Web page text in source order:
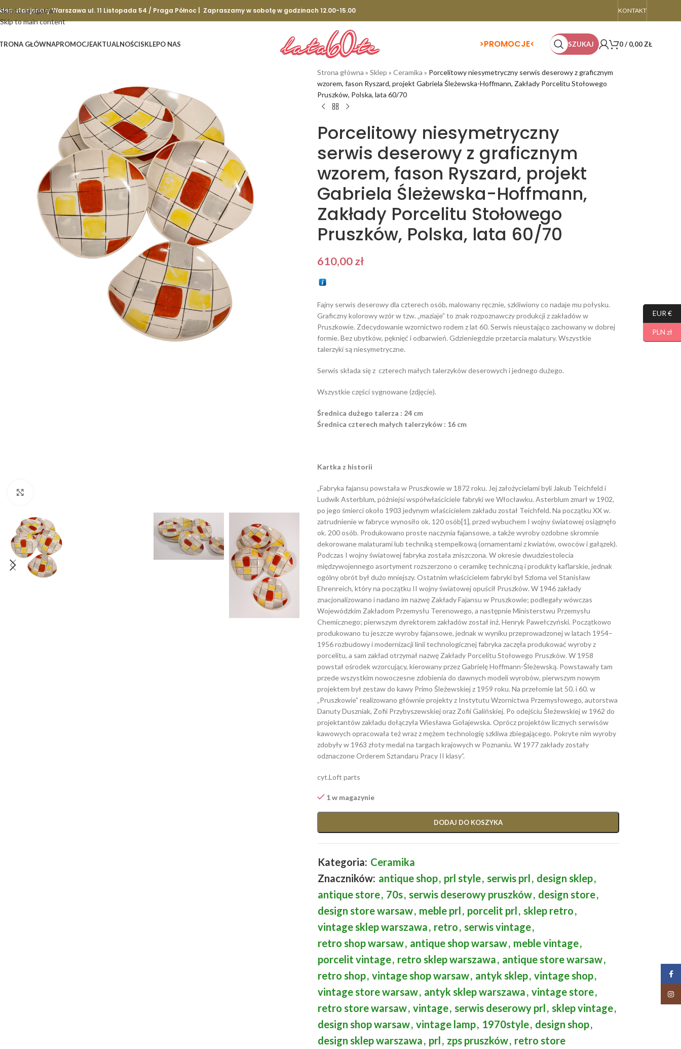
Skip to navigation
Skip to main content
stacjonary Warszawa ul. 11 Listopada 54 / Praga Północ | Zapraszamy w sobotę w godzinach 12.00-15.00 KONTAKT
GŁÓWNAPROMOCJEAKTUALNOŚCISKLEPO NAS >PROMOCJE< SZUKAJ 0/ 0,00 ZŁ
Strona główna » Sklep » Ceramika » Porcelitowy niesymetryczny serwis deserowy z graficznym
wzorem, fason Ryszard, projekt Gabriela Śleżewska-Hoffmann, Zakłady Porcelitu Stołowego
Pruszków, Polska, lata 60/70
Porcelitowy niesymetryczny
serwis deserowy z graficznym
wzorem, fason Ryszard, projekt
Gabriela Śleżewska-Hoffmann,
Zakłady Porcelitu Stołowego
Pruszków, Polska, lata 60/70
610,00zł
Fajny serwis deserowy dla czterech osób, malowany ręcznie, szkliwiony co nadaje mu połysku.
Graficzny kolorowy wzór w tzw. „maziaje” to znak rozpoznawczy produkcji z zakładów w
Pruszkowie. Zdecydowanie wzornictwo rodem z lat 60. Serwis nieustająco zachowany w dobrej
formie. Bez ubytków, pęknięć i odbarwień. Gdzieniegdzie przetarcia malatury. Wszystkie
talerzyki są niesymetryczne.
Serwis składa się z czterech małych talerzyków deserowych i jednego dużego.
Wszystkie części sygnowane (zdjęcie).
Średnica dużego talerza : 24 cm
Średnica czterech małych talerzyków : 16 cm
Kartka z historii
„Fabryka fajansu powstała w Pruszkowie w 1872 roku. Jej założycielami byli Jakub Teichfeld i
Ludwik Asterblum, późniejsi współwłaściciele fabryki we Włocławku. Asterblum zmarł w 1902,
po jego śmierci około 1903 jedynym właścicielem zakładu został Teichfeld. Na początku XX w.
zatrudnienie w fabryce wynosiło ok. 120 osób[1], przed wybuchem I wojny światowej osiągnęło
ok. 200 osób. Produkowano proste naczynia fajansowe, a także wyroby ozdobne skromnie
dekorowane malaturami lub techniką stempelkową (ornamentami z kwiatów, owoców i gałązek).
Podczas I wojny światowej fabryka została zniszczona. W okresie dwudziestolecia
międzywojennego asortyment rozszerzono o ceramikę techniczną i produkty kaflarskie, jednak
ogólny obrót był dużo mniejszy. Ostatnim właścicielem fabryki był Szloma vel Stanisław
Ehrenreich, który na początku II wojny światowej opuścił Pruszków. W 1946 zakłady
znacjonalizowano i nadano im nazwę Zakłady Fajansu w Pruszkowie; podlegały wówczas
Wojewódzkim Zakładom Przemysłu Terenowego, a następnie Ministerstwu Przemysłu
Chemicznego; pierwszym dyrektorem zakładów został inż. Henryk Pawełczyński. Początkowo
produkowano tu jeszcze wyroby fajansowe, jednak w wyniku przeprowadzonej w latach 1954–
1956 rozbudowy i modernizacji linii technologicznej fabryka zaczęła produkować wyroby z
porcelitu, a sam zakład otrzymał nazwę Zakłady Porcelitu Stołowego Pruszków. W 1958
powstał ośrodek wzorcujący, kierowany przez Gabrielę Hoffmann-Śleżewską. Powstawały tam
przede wszystkim nowoczesne zdobienia do dawnych modeli wyrobów, pierwszym nowym
projektem był zestaw do kawy Primo Śleżewskiej z 1959 roku. Na przełomie lat 50. i 60. w
„Pruszkowie” realizowano głównie projekty z Instytutu Wzornictwa Przemysłowego, autorstwa
Danuty Duszniak, Zofii Przybyszewskiej oraz Zofii Galińskiej. Po odejściu Śleżewskiej w 1962 do
projektantów zakładu dołączyła Wiesława Gołajewska. Oprócz projektów licznych serwisów
kawowych opracowała też wraz z mężem technologię szkliwa zbiegającego. Pokryte nim wyroby
zdobyły w 1963 złoty medal na targach krajowych w Poznaniu. W 1977 zakłady zostały
odznaczone Orderem Sztandaru Pracy II klasy”.
cyt.Loft parts
1 w magazynie
DODAJ DO KOSZYKA
Kategoria: Ceramika
Znaczników: antique shop, prl style, serwis prl, design sklep,
antique store, 70s, serwis deserowy pruszków, design store,
design store warsaw, meble prl, porcelit prl, sklep retro,
vintage sklep warszawa, retro, serwis vintage,
retro shop warsaw, antique shop warsaw, meble vintage,
porcelit vintage, retro sklep warszawa, antique store warsaw,
retro shop, vintage shop warsaw, antyk sklep, vintage shop,
vintage store warsaw, antyk sklep warszawa, vintage store,
retro store warsaw, vintage, serwis deserowy prl, sklep vintage,
design shop warsaw, vintage lamp, 1970style, design shop,
design sklep warszawa, prl, zps pruszków, retro store
EUR €
PLN zł